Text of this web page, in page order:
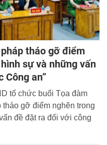
tháo gỡ điểm
sự và những vấn
Công an”
tổ chức buổi Tọa đàm
tháo gỡ điểm nghẽn trong
đề đặt ra đối với công